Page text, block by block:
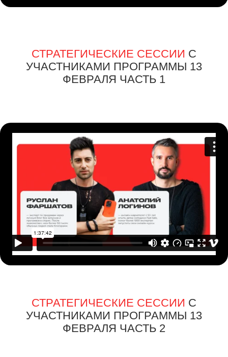
СТРАТЕГИЧЕСКИЕ СЕССИИ
УЧАСТНИКАМИ ПРОГРАММЫ 15
ФЕВРАЛЯ ЧАСТЬ 1